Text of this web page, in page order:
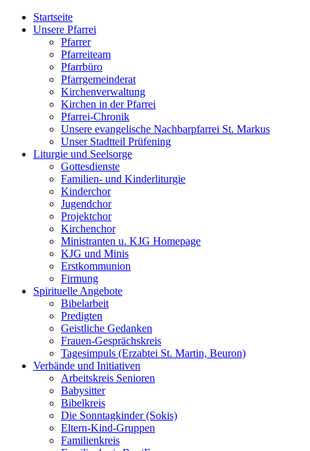
Startseite
Unsere Pfarrei
Pfarrer
Pfarreiteam
Pfarrbüro
Pfarrgemeinderat
Kirchenverwaltung
Kirchen in der Pfarrei
Pfarrei-Chronik
Unsere evangelische Nachbarpfarrei St. Markus
Unser Stadtteil Prüfening
Liturgie und Seelsorge
Gottesdienste
Familien- und Kinderliturgie
Kinderchor
Jugendchor
Projektchor
Kirchenchor
Ministranten u. KJG Homepage
KJG und Minis
Erstkommunion
Firmung
Spirituelle Angebote
Bibelarbeit
Predigten
Geistliche Gedanken
Frauen-Gesprächskreis
Tagesimpuls (Erzabtei St. Martin, Beuron)
Verbände und Initiativen
Arbeitskreis Senioren
Babysitter
Bibelkreis
Die Sonntagkinder (Sokis)
Eltern-Kind-Gruppen
Familienkreis